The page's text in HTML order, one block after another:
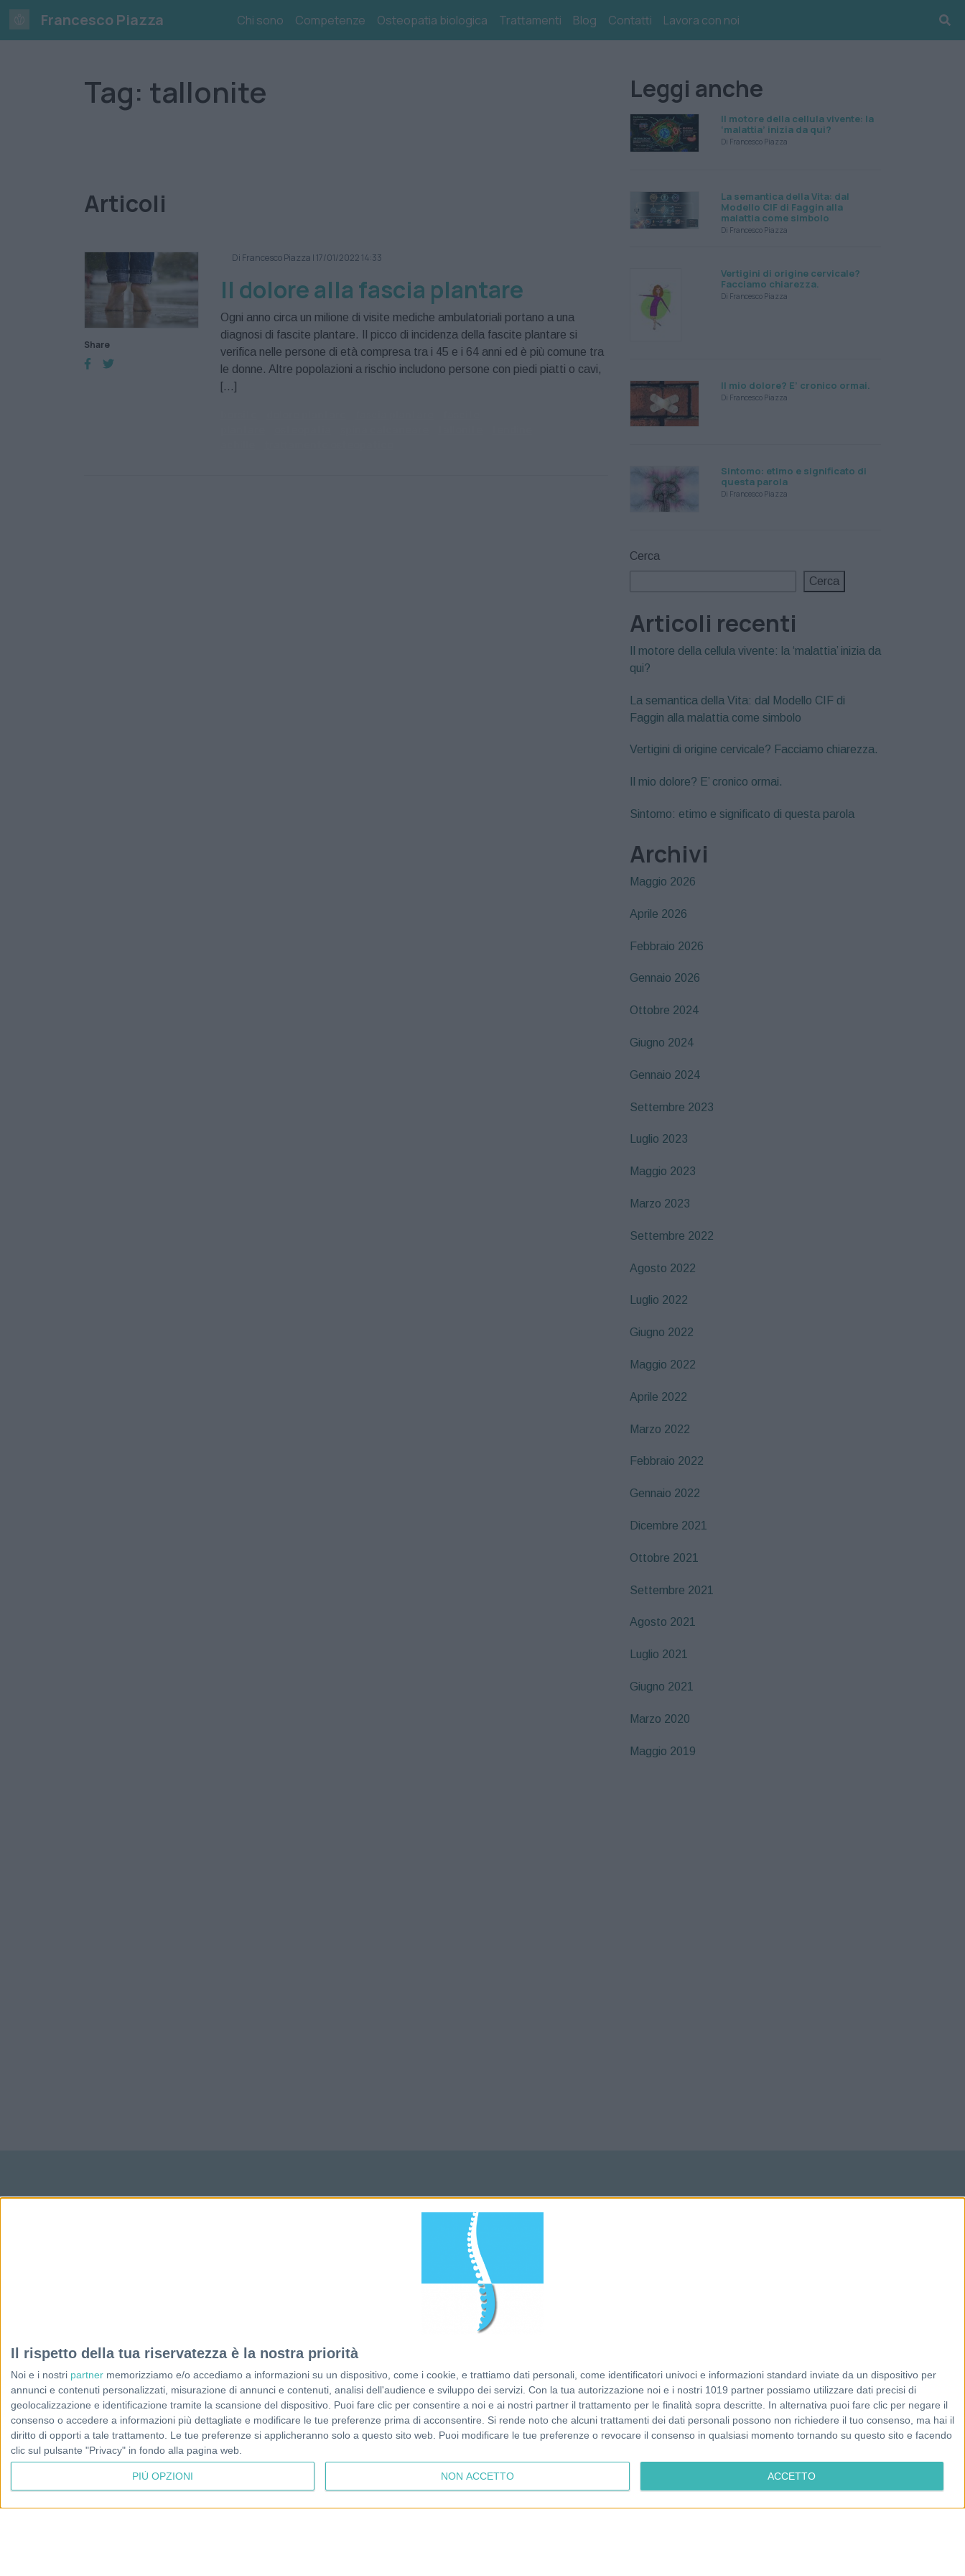
Il rispetto della tua riservatezza è la nostra priorità
Noi e i nostri partner memorizziamo e/o accediamo a informazioni su un dispositivo, come i cookie, e trattiamo dati personali, come identificatori univoci e informazioni standard inviate da un dispositivo per
annunci e contenuti personalizzati, misurazione di annunci e contenuti, analisi dell'audience e sviluppo dei servizi. Con la tua autorizzazione noi e i nostri 1019 partner possiamo utilizzare dati precisi di
geolocalizzazione e identificazione tramite la scansione del dispositivo. Puoi fare clic per consentire a noi e ai nostri partner il trattamento per le finalità sopra descritte. In alternativa puoi fare clic per negare il
consenso o accedere a informazioni più dettagliate e modificare le tue preferenze prima di acconsentire.
Si rende noto che alcuni trattamenti dei dati personali possono non richiedere il tuo consenso, ma hai il
diritto di opporti a tale trattamento. Le tue preferenze si applicheranno solo a questo sito web. Puoi modificare le tue preferenze o revocare il consenso in qualsiasi momento tornando su questo sito e facendo
clic sul pulsante "Privacy" in fondo alla pagina web.
PIÙ OPZIONI NON ACCETTO ACCETTO
Skip
content
Francesco Piazza Chi sono Competenze Osteopatia biologica Trattamenti Blog Contatti Lavora con noi
Tag: tallonite
Articoli
Share
Di Francesco Piazza | 17/01/2022 14:33
Il dolore alla fascia plantare
Ogni anno circa un milione di visite mediche ambulatoriali portano a una
diagnosi di fascite plantare. Il picco di incidenza della fascite plantare si
verifica nelle persone di età compresa tra i 45 e i 64 anni ed è più comune tra
le donne. Altre popolazioni a rischio includono persone con piedi piatti o cavi,
[…]
Leggi anche
Il motore della cellula vivente: la
‘malattia’ inizia da qui?
Di Francesco Piazza
La semantica della Vita: dal
Modello CIF di Faggin alla
malattia come simbolo
Di Francesco Piazza
Vertigini di origine cervicale?
Facciamo chiarezza.
Di Francesco Piazza
Il mio dolore? E’ cronico ormai.
Di Francesco Piazza
Sintomo: etimo e significato di
questa parola
Di Francesco Piazza
Cerca
Cerca
Articoli recenti
Il motore della cellula vivente: la ‘malattia’ inizia da
qui?
La semantica della Vita: dal Modello CIF di
Faggin alla malattia come simbolo
Vertigini di origine cervicale? Facciamo chiarezza.
Il mio dolore? E’ cronico ormai.
Sintomo: etimo e significato di questa parola
Archivi
Maggio 2026
Aprile 2026
Febbraio 2026
Gennaio 2026
Ottobre 2024
Giugno 2024
Gennaio 2024
Settembre 2023
Luglio 2023
Maggio 2023
Marzo 2023
Settembre 2022
Agosto 2022
Luglio 2022
Giugno 2022
Maggio 2022
Aprile 2022
Marzo 2022
Febbraio 2022
Gennaio 2022
Dicembre 2021
Ottobre 2021
Settembre 2021
Agosto 2021
Luglio 2021
Giugno 2021
Marzo 2020
Maggio 2019
© 2026 Francesco Piazza
Photos by Erica Tonin